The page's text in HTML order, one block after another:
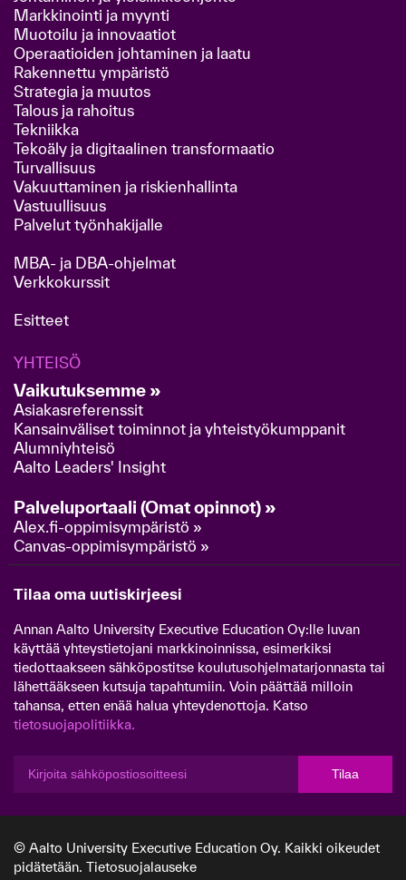
Markkinointi ja myynti
Muotoilu ja innovaatiot
Operaatioiden johtaminen ja laatu
Rakennettu ympäristö
Strategia ja muutos
Talous ja rahoitus
Tekniikka
Tekoäly ja digitaalinen transformaatio
Turvallisuus
Vakuuttaminen ja riskienhallinta
Vastuullisuus
Palvelut työnhakijalle
MBA- ja DBA-ohjelmat
Verkkokurssit
Esitteet
YHTEISÖ
Vaikutuksemme »
Asiakasreferenssit
Kansainväliset toiminnot ja yhteistyökumppanit
Alumniyhteisö
Aalto Leaders' Insight
Palveluportaali (Omat opinnot) »
Alex.fi-oppimisympäristö »
Canvas-oppimisympäristö »
Tilaa oma uutiskirjeesi
Annan Aalto University Executive Education Oy:lle luvan
käyttää yhteystietojani markkinoinnissa, esimerkiksi
tiedottaakseen sähköpostitse koulutusohjelmatarjonnasta tai
lähettääkseen kutsuja tapahtumiin. Voin päättää milloin
tahansa, etten enää halua yhteydenottoja. Katso
tietosuojapolitiikka.
Tilaa
© Aalto University Executive Education Oy. Kaikki oikeudet
pidätetään. Tietosuojalauseke